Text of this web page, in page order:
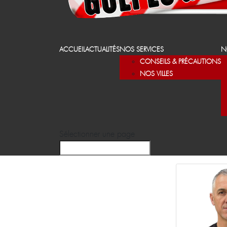
ACCUEILACTUALITÉSNOS SERVICES
CONSEILS & PRÉCAUTIONS
NOS VILLES